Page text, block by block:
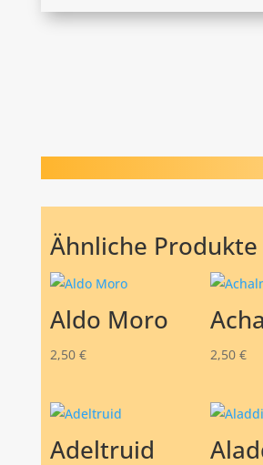
Ähnliche Produkte
Aldo Moro
2,50 € 2,50 €
Adeltruid